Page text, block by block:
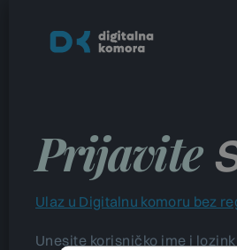
Prijavite
Ulaz u Digitalnu komoru bez
Unesite korisničko ime i